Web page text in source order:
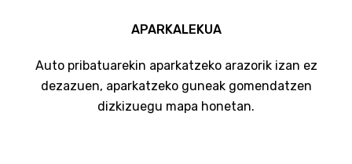
APARKALEKUA
Auto pribatuarekin aparkatzeko arazorik izan ez
dezazuen, aparkatzeko guneak gomendatzen
dizkizuegu mapa honetan.